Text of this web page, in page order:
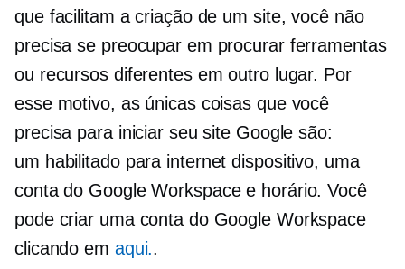
que facilitam a criação de um site, você não
precisa se preocupar em procurar ferramentas
ou recursos diferentes em outro lugar. Por
esse motivo, as únicas coisas que você
precisa para iniciar seu site Google são:
um habilitado para internet dispositivo, uma
conta do Google Workspace e horário. Você
pode criar uma conta do Google Workspace
clicando em aqui..